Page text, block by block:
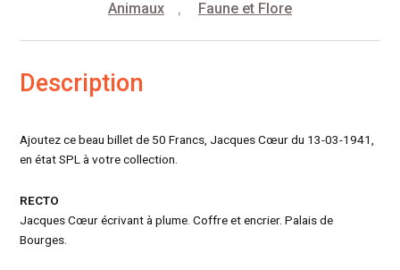
Animaux , Faune et Flore
Description
Ajoutez ce beau billet de 50 Francs, Jacques Cœur du 13-03-1941,
en état SPL à votre collection.
RECTO
Jacques Cœur écrivant à plume. Coffre et encrier. Palais de
Bourges.